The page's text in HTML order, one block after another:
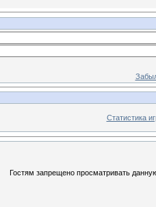
Статистика
Гостям запрещено просматривать